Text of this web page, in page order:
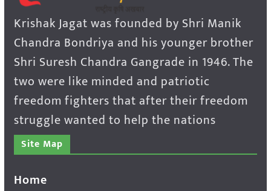
Krishak Jagat was founded by Shri Manik
Chandra Bondriya and his younger brother
Shri Suresh Chandra Gangrade in 1946. The
two were like minded and patriotic
freedom fighters that after their freedom
struggle wanted to help the nations
Site Map
Home